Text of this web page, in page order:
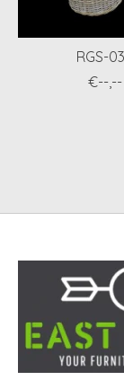
RGS-
€--,--